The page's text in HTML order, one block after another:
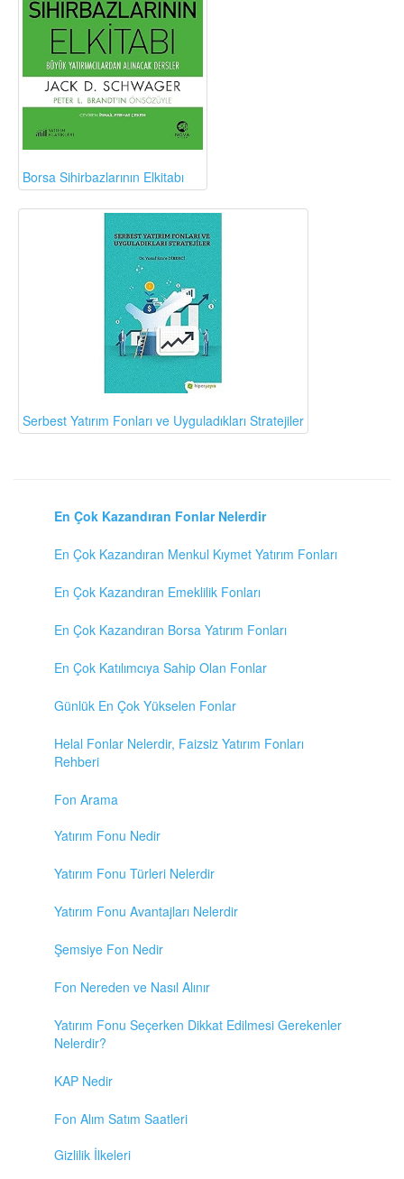
Borsa Sihirbazlarının Elkitabı
Serbest Yatırım Fonları ve Uyguladıkları Stratejiler
En Çok Kazandıran Fonlar Nelerdir
En Çok Kazandıran Menkul Kıymet Yatırım Fonları
En Çok Kazandıran Emeklilik Fonları
En Çok Kazandıran Borsa Yatırım Fonları
En Çok Katılımcıya Sahip Olan Fonlar
Günlük En Çok Yükselen Fonlar
Helal Fonlar Nelerdir, Faizsiz Yatırım Fonları
Rehberi
Fon Arama
Yatırım Fonu Nedir
Yatırım Fonu Türleri Nelerdir
Yatırım Fonu Avantajları Nelerdir
Şemsiye Fon Nedir
Fon Nereden ve Nasıl Alınır
Yatırım Fonu Seçerken Dikkat Edilmesi Gerekenler
Nelerdir?
KAP Nedir
Fon Alım Satım Saatleri
Gizlilik İlkeleri